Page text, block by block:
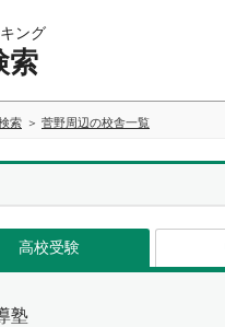
ング
索
索 菅野周辺の校舎一覧
高校受験
塾